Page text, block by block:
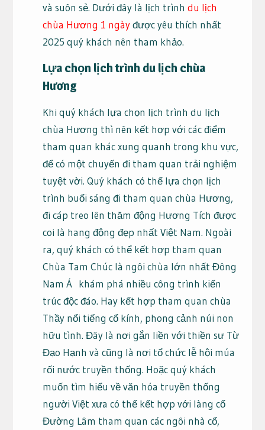
và suôn sẻ. Dưới đây là lịch trình du lịch
chùa Hương 1 ngày được yêu thích nhất
2025 quý khách nên tham khảo.
Lựa chọn lịch trình du lịch chùa
Hương
Khi quý khách lựa chọn lịch trình du lịch
chùa Hương thì nên kết hợp với các điểm
tham quan khác xung quanh trong khu vực,
để có một chuyến đi tham quan trải nghiệm
tuyệt vời. Quý khách có thể lựa chọn lịch
trình buổi sáng đi tham quan chùa Hương,
đi cáp treo lên thăm động Hương Tích được
coi là hang động đẹp nhất Việt Nam. Ngoài
ra, quý khách có thể kết hợp tham quan
Chùa Tam Chúc là ngôi chùa lớn nhất Đông
Nam Á khám phá nhiều công trình kiến
trúc độc đáo. Hay kết hợp tham quan chùa
Thầy nổi tiếng cổ kính, phong cảnh núi non
hữu tình. Đây là nơi gắn liền với thiền sư Từ
Đạo Hạnh và cũng là nơi tổ chức lễ hội múa
rối nước truyền thống. Hoặc quý khách
muốn tìm hiểu về văn hóa truyền thống
người Việt xưa có thể kết hợp với làng cổ
Đường Lâm tham quan các ngôi nhà cổ,